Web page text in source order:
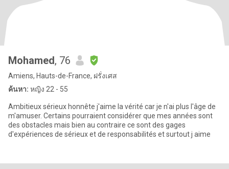
Mohamed, 76
Amiens, Hauts-de-France, ฝรั่งเศส
ค้นหา: หญิง 22 - 55
Ambitieux sérieux honnête j'aime la vérité car je n'ai plus l'âge de
m'amuser. Certains pourraient considérer que mes années sont
des obstacles mais bien au contraire ce sont des gages
d'expériences de sérieux et de responsabilités et surtout j aime